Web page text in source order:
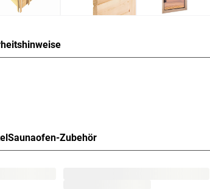
Profilholz verkleidet. Mithilfe eines Steck- und
Saunaofen-Zubehör